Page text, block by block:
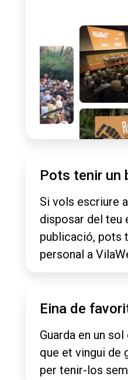
Pots tenir un
Si vols escriure
disposar del teu
publicació, pots
personal a
Eina de
Guarda en un
que et vingui de
per tenir-los